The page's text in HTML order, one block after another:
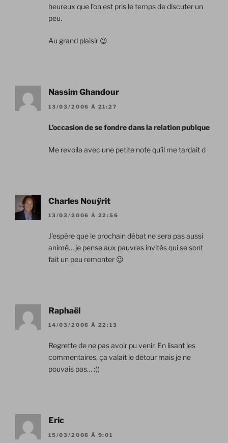
heureux que l’on est pris le temps de discuter un
peu.
Au grand plaisir 😉
Nassim Ghandour
13/03/2006 À 21:27
L’occasion de se fondre dans la relation publque
Me revoila avec une petite note qu’il me tardait d
Charles Nouÿrit
13/03/2006 À 22:56
J’espère que le prochain débat ne sera pas aussi
animé… je pense aux pauvres invités qui se sont
fait un peu remonter 😉
Raphaël
14/03/2006 À 22:13
Regrette de ne pas avoir pu venir. En lisant les
commentaires, ça valait le détour mais je ne
pouvais pas… :((
Eric
15/03/2006 À 9:01